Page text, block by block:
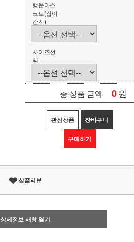
행운마스
코트(십이
간지)
사이즈선
택
총 상품 금액 0 원
관심상품 장바구니
구매하기
상품리뷰
상세정보 새창 열기